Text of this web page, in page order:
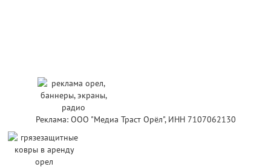
Реклама: ООО "Медиа Траст Орёл", ИНН 7107062130